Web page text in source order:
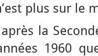
plus sur le
après la
1960